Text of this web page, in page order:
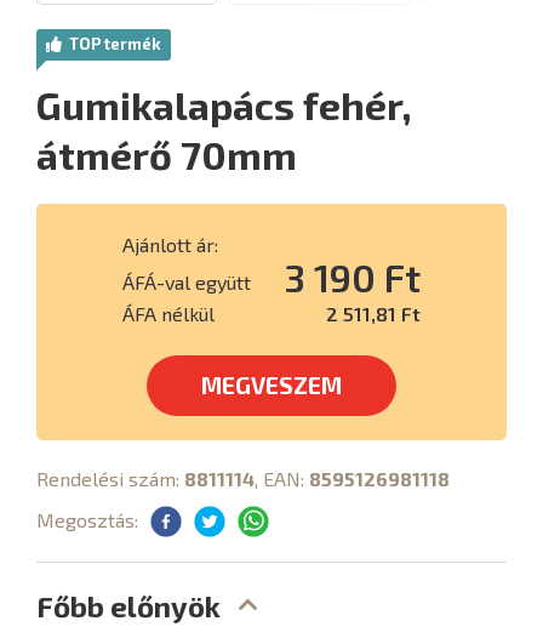
TOP termék
Gumikalapács fehér,
átmérő 70mm
Ajánlott ár:
ÁFÁ-val együtt
3 190 Ft
ÁFA nélkül 2 511,81 Ft
MEGVESZEM
Rendelési szám: 8811114 , EAN: 8595126981118
Megosztás:
Főbb előnyök